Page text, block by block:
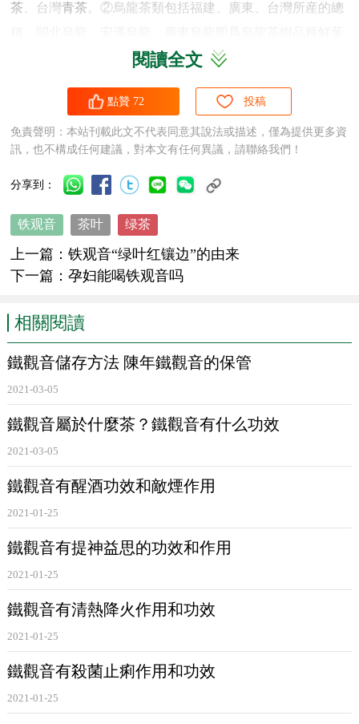
茶 、台灣青茶 。②烏龍茶類包括福建、廣東、台灣所産的總
加工的産品名稱。③閩南青茶産區以安溪爲中心，包括永
安溪烏龍産于福建安溪，以烏龍種鮮葉制造的烏龍茶”。
據《中國茶經》記述：“中國茶類可分基本茶類和再加工茶
類。基本茶類包括綠茶、紅茶、烏龍茶（
茶，其烏龍茶成品亦名爲 鐵觀音
另據《中國名茶志》記述：“安溪
茶、白茶、青茶
類。以此推出，鐵觀音 屬“青茶”，也屬“烏龍茶”，但歸納于
閱讀全文
點贊 72 投稿
免責聲明：本站刊載此文不代表同意其說法或描述，僅為提供更多資
訊，也不構成任何建議，對本文有任何異議，請聯絡我們！
分享到：
铁观音 茶叶 绿茶
上一篇：铁观音“绿叶红镶边”的由来
下一篇：孕妇能喝铁观音吗
相關閱讀
鐵觀音儲存方法 陳年鐵觀音的保管
2021-03-05
鐵觀音屬於什麼茶？鐵觀音有什么功效
2021-03-05
鐵觀音有醒酒功效和敵煙作用
2021-01-25
鐵觀音有提神益思的功效和作用
2021-01-25
鐵觀音有清熱降火作用和功效
2021-01-25
鐵觀音有殺菌止痢作用和功效
2021-01-25